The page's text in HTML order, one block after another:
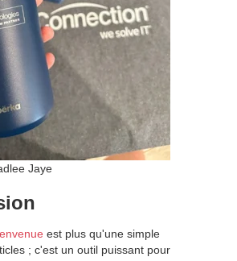
Jaye
est plus qu'une simple
; c'est un outil puissant pour